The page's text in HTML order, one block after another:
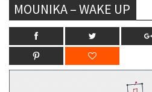
MOUNIKA – WAKE UP